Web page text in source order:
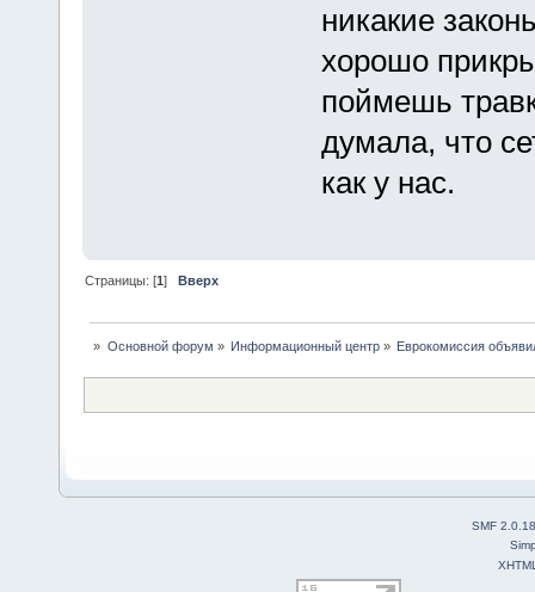
никакие
хорошо
поймешь
думала, что
как у нас.
Страницы: [1] Вверх
» Основной форум » Информационный центр» Еврокомиссия
SMF 2.0.18